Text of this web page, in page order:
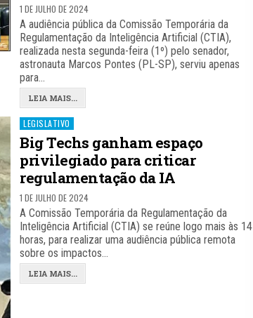
1 DE JULHO DE 2024
A audiência pública da Comissão Temporária da
Regulamentação da Inteligência Artificial (CTIA),
realizada nesta segunda-feira (1º) pelo senador,
astronauta Marcos Pontes (PL-SP), serviu apenas
para…
LEIA MAIS...
Posted
in
LEGISLATIVO
Big Techs ganham espaço
privilegiado para criticar
regulamentação da IA
1 DE JULHO DE 2024
A Comissão Temporária da Regulamentação da
Inteligência Artificial (CTIA) se reúne logo mais às 14
horas, para realizar uma audiência pública remota
sobre os impactos…
LEIA MAIS...